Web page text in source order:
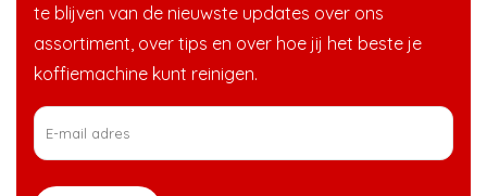
te blijven van de nieuwste updates over ons
assortiment, over tips en over hoe jij het beste je
koffiemachine kunt reinigen.